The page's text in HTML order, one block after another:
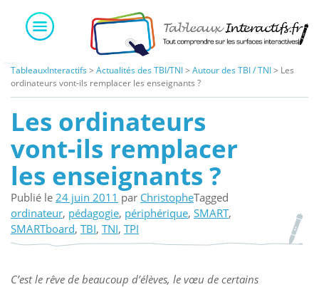
content
TableauxInteractifs > Actualités des TBI/TNI> Autour des TBI / TNI> Les
ordinateurs vont-ils remplacer les enseignants ?
Les ordinateurs
vont-ils remplacer
les enseignants ?
Publié le 24 juin 2011 par ChristopheTagged
ordinateur, pédagogie, périphérique, SMART,
SMARTboard, TBI, TNI, TPI
C’est le rêve de beaucoup d’élèves, le vœu de certains